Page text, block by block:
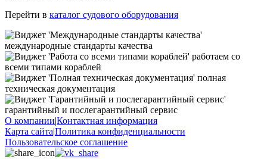
Перейти в каталог судового оборудования
международные стандарты качества
работаем со
всеми типами кораблей
полная
техническая документация
гарантийный и послегарантийный сервис
О компании|Контактная информация
Карта сайта|Политика конфиденциальности
Пользовательское соглашение